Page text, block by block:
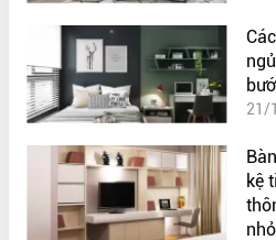
21/
kệ
nhỏ